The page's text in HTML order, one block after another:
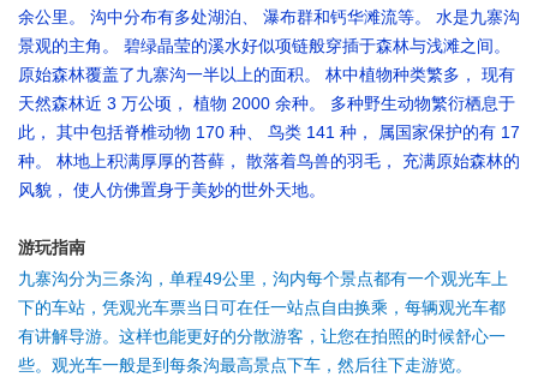
余公里。 沟中分布有多处湖泊、 瀑布群和钙华滩流等。 水是九寨沟
景观的主角。 碧绿晶莹的溪水好似项链般穿插于森林与浅滩之间。
原始森林覆盖了九寨沟一半以上的面积。 林中植物种类繁多， 现有
天然森林近 3 万公顷， 植物 2000 余种。 多种野生动物繁衍栖息于
此， 其中包括脊椎动物 170 种、 鸟类 141 种， 属国家保护的有 17
种。 林地上积满厚厚的苔藓， 散落着鸟兽的羽毛， 充满原始森林的
风貌， 使人仿佛置身于美妙的世外天地。
游玩指南
九寨沟分为三条沟，单程49公里，沟内每个景点都有一个观光车上
下的车站，凭观光车票当日可在任一站点自由换乘，每辆观光车都
有讲解导游。这样也能更好的分散游客，让您在拍照的时候舒心一
些。观光车一般是到每条沟最高景点下车，然后往下走游览。